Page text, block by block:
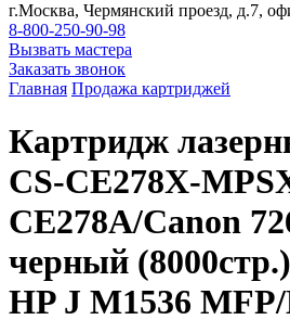
г.Москва, Чермянский проезд, д.7,
8-800-250-90-98
Вызвать мастера
Заказать звонок
Главная Продажа картриджей
Картридж
CS-CE278X-
CE278A/Canon
черный
HP J M1536